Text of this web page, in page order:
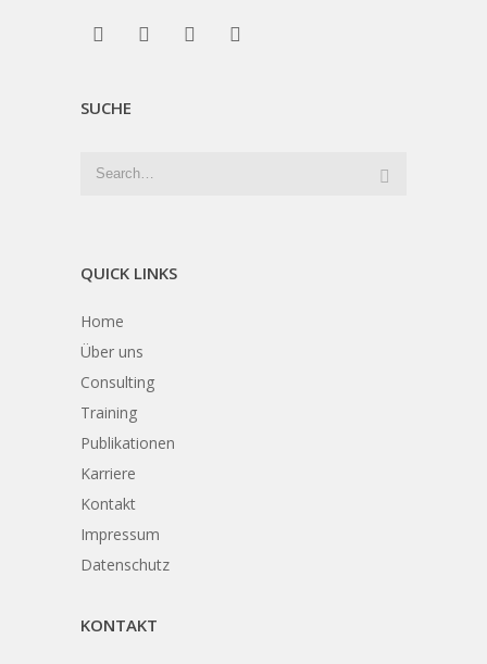
SUCHE
QUICK LINKS
Home
Über uns
Consulting
Training
Publikationen
Karriere
Kontakt
Impressum
Datenschutz
KONTAKT